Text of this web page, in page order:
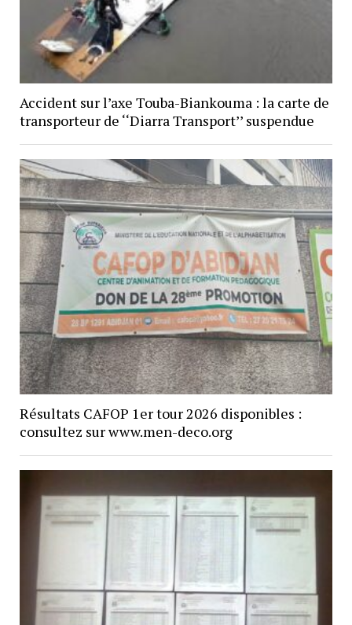
Accident sur l’axe Touba-Biankouma : la carte de
transporteur de ‘‘Diarra Transport’’ suspendue
Résultats CAFOP 1er tour 2026 disponibles :
consultez sur www.men-deco.org